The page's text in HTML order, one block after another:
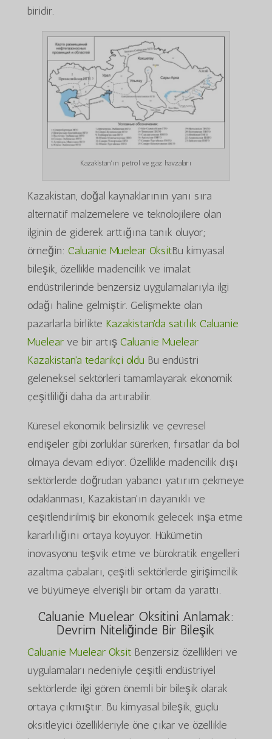
biridir.
Kazakistan'ın petrol ve gaz havzaları
Kazakistan, doğal kaynaklarının yanı sıra
alternatif malzemelere ve teknolojilere olan
ilginin de giderek arttığına tanık oluyor;
örneğin: Caluanie Muelear OksitBu kimyasal
bileşik, özellikle madencilik ve imalat
endüstrilerinde benzersiz uygulamalarıyla ilgi
odağı haline gelmiştir. Gelişmekte olan
pazarlarla birlikte Kazakistan'da satılık Caluanie
Muelearve bir artış Caluanie Muelear
Kazakistan'a tedarikçi oldu Bu endüstri
geleneksel sektörleri tamamlayarak ekonomik
çeşitliliği daha da artırabilir.
Küresel ekonomik belirsizlik ve çevresel
endişeler gibi zorluklar sürerken, fırsatlar da bol
olmaya devam ediyor. Özellikle madencilik dışı
sektörlerde doğrudan yabancı yatırım çekmeye
odaklanması, Kazakistan'ın dayanıklı ve
çeşitlendirilmiş bir ekonomik gelecek inşa etme
kararlılığını ortaya koyuyor. Hükümetin
inovasyonu teşvik etme ve bürokratik engelleri
azaltma çabaları, çeşitli sektörlerde girişimcilik
ve büyümeye elverişli bir ortam da yarattı.
Caluanie Muelear Oksitini Anlamak:
Devrim Niteliğinde Bir Bileşik
Caluanie Muelear OksitBenzersiz özellikleri ve
uygulamaları nedeniyle çeşitli endüstriyel
sektörlerde ilgi gören önemli bir bileşik olarak
ortaya çıkmıştır. Bu kimyasal bileşik, güçlü
oksitleyici özellikleriyle öne çıkar ve özellikle